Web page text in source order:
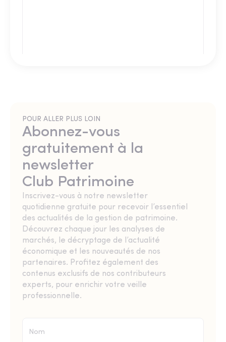
POUR ALLER PLUS LOIN
Abonnez-vous
gratuitement à la
newsletter
Club Patrimoine
Inscrivez-vous à notre newsletter
quotidienne gratuite pour recevoir l’essentiel
des actualités de la gestion de patrimoine.
Découvrez chaque jour les analyses de
marchés, le décryptage de l’actualité
économique et les nouveautés de nos
partenaires. Profitez également des
contenus exclusifs de nos contributeurs
experts, pour enrichir votre veille
professionnelle.